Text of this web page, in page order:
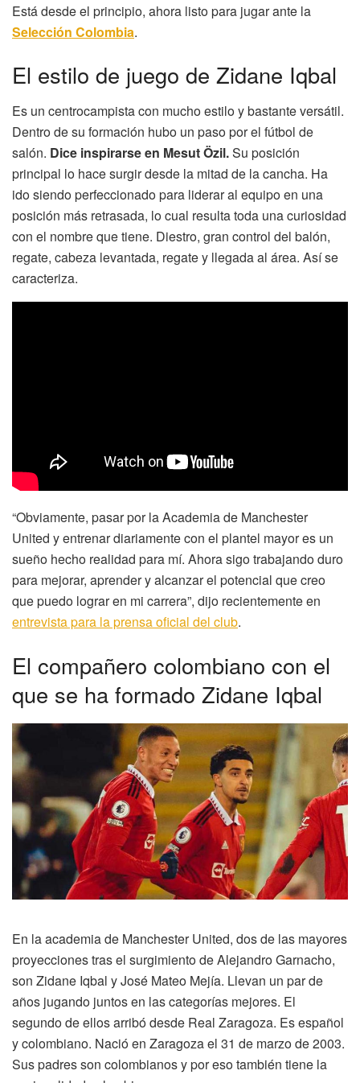
Está desde el principio, ahora listo para jugar ante la
Selección Colombia.
El estilo de juego de Zidane Iqbal
Es un centrocampista con mucho estilo y bastante versátil.
Dentro de su formación hubo un paso por el fútbol de
salón. Dice inspirarse en Mesut Özil.Su posición
principal lo hace surgir desde la mitad de la cancha. Ha
ido siendo perfeccionado para liderar al equipo en una
posición más retrasada, lo cual resulta toda una curiosidad
con el nombre que tiene. Diestro, gran control del balón,
regate, cabeza levantada, regate y llegada al área. Así se
caracteriza.
“Obviamente, pasar por la Academia de Manchester
United y entrenar diariamente con el plantel mayor es un
sueño hecho realidad para mí. Ahora sigo trabajando duro
para mejorar, aprender y alcanzar el potencial que creo
que puedo lograr en mi carrera”, dijo recientemente en
entrevista para la prensa oficial del club.
El compañero colombiano con el
que se ha formado Zidane Iqbal
En la academia de Manchester United, dos de las mayores
proyecciones tras el surgimiento de Alejandro Garnacho,
son Zidane Iqbal y José Mateo Mejía. Llevan un par de
años jugando juntos en las categorías mejores. El
segundo de ellos arribó desde Real Zaragoza. Es español
y colombiano. Nació en Zaragoza el 31 de marzo de 2003.
Sus padres son colombianos y por eso también tiene la